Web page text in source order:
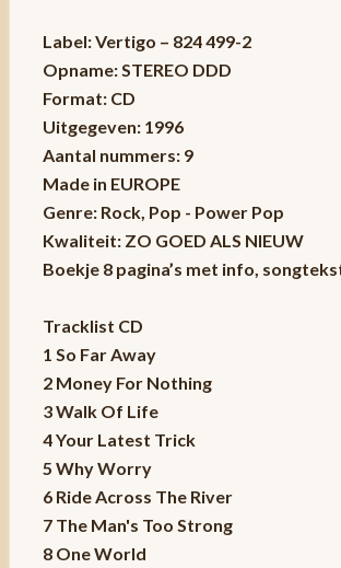
Label: Vertigo – 824 499-2
Opname: STEREO DDD
Format: CD
Uitgegeven: 1996
Aantal nummers: 9
Made in EUROPE
Genre: Rock, Pop - Power Pop
Kwaliteit: ZO GOED ALS NIEUW
Boekje 8 pagina’s met info,
Tracklist CD
1 So Far Away
2 Money For Nothing
3 Walk Of Life
4 Your Latest Trick
5 Why Worry
6 Ride Across The River
7 The Man's Too Strong
8 One World